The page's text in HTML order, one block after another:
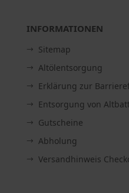
INFORMATIONEN
Sitemap
Altölentsorgung
Erklärung zur
Entsorgung von
Gutscheine
Abholung
Versandhinweis